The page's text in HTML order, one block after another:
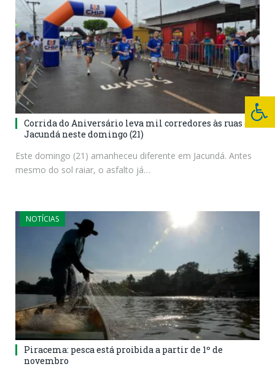
Corrida do Aniversário leva mil corredores às ruas de
Jacundá neste domingo (21)
Este domingo (21) amanheceu diferente em Jacundá. Antes
mesmo do sol raiar, o asfalto já…
NOTÍCIAS
Piracema: pesca está proibida a partir de 1º de
novembro